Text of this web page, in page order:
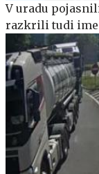
V uradu
razkrili tudi